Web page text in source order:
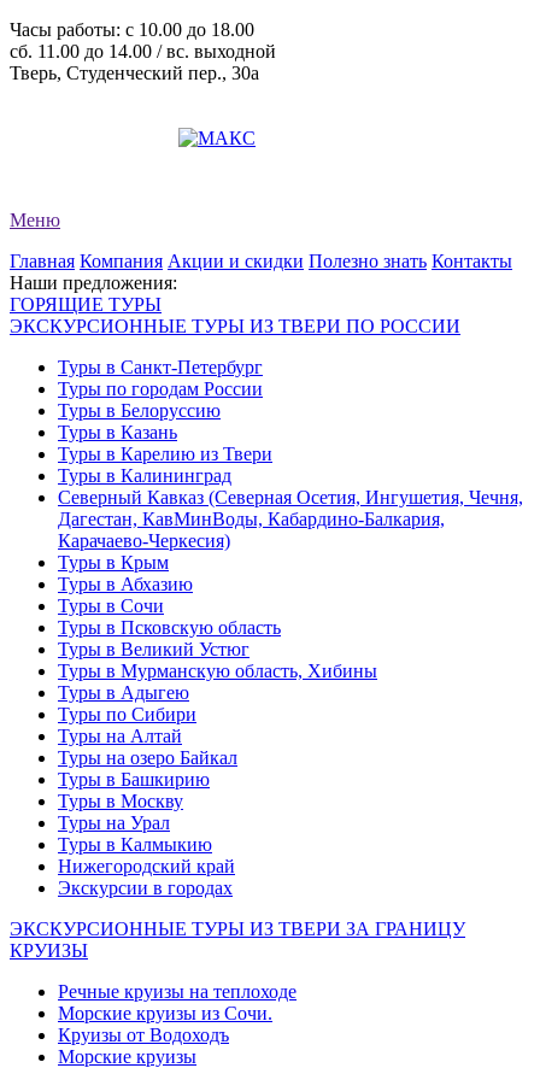
Часы работы: c 10.00 до 18.00
сб. 11.00 до 14.00 / вс. выходной
Тверь, Студенческий пер., 30а
Меню
Главная Компания Акции и скидки Полезно знать Контакты
Наши предложения:
ГОРЯЩИЕ ТУРЫ
ЭКСКУРСИОННЫЕ ТУРЫ ИЗ ТВЕРИ ПО РОССИИ
Туры в Санкт-Петербург
Туры по городам России
Туры в Белоруссию
Туры в Казань
Туры в Карелию из Твери
Туры в Калининград
Северный Кавказ (Северная Осетия, Ингушетия, Чечня,
Дагестан, КавМинВоды, Кабардино-Балкария,
Карачаево-Черкесия)
Туры в Крым
Туры в Абхазию
Туры в Сочи
Туры в Псковскую область
Туры в Великий Устюг
Туры в Мурманскую область, Хибины
Туры в Адыгею
Туры по Сибири
Туры на Алтай
Туры на озеро Байкал
Туры в Башкирию
Туры в Москву
Туры на Урал
Туры в Калмыкию
Нижегородский край
Экскурсии в городах
ЭКСКУРСИОННЫЕ ТУРЫ ИЗ ТВЕРИ ЗА ГРАНИЦУ
КРУИЗЫ
Речные круизы на теплоходе
Морские круизы из Сочи.
Круизы от Водоходъ
Морские круизы